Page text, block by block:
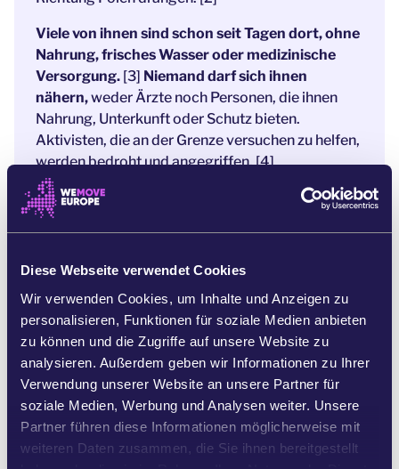
Diese Webseite verwendet Cookies
Wir verwenden Cookies, um Inhalte und Anzeigen zu
personalisieren, Funktionen für soziale Medien anbieten
zu können und die Zugriffe auf unsere Website zu
analysieren. Außerdem geben wir Informationen zu Ihrer
Verwendung unserer Website an unsere Partner für
soziale Medien, Werbung und Analysen weiter. Unsere
Partner führen diese Informationen möglicherweise mit
weiteren Daten zusammen, die Sie ihnen bereitgestellt
Viele von ihnen sind schon seit Tagen dort, ohne
Nahrung, frisches Wasser oder medizinische
Versorgung. [3] Niemand darf sich ihnen
nähern,weder Ärzte noch Personen, die ihnen
Nahrung, Unterkunft oder Schutz bieten.
Aktivisten, die an der Grenze versuchen zu helfen,
werden bedroht und angegriffen. [4]
Und während sich unsere Staatsoberhäupter
zurücklehnen und zusehen, wie sich diese
die sie dazu bringen könnte, sich für das Richtige
aus dem gesamten Kontinent.
Die Augen der Öffentlichkeit sind gerade voll und
ganz auf diese Krise gerichtet.Alle
Nachrichtensender und Zeitungen berichten.
Wenn wir als Zivilgesellschaft allerdings
schweigen, werden die EU-Politiker*innen denken,